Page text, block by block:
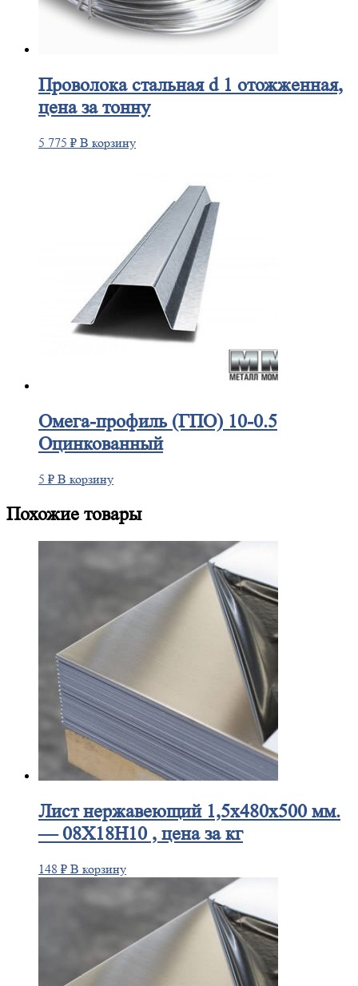
Проволокастальная d 1 отожженная,
цена за тонну
5 775 ₽ В корзину
Омега-профиль(ГПО) 10-0.5
Оцинкованный
5 ₽ В корзину
Похожие товары
Листнержавеющий 1,5x480x500 мм.
— 08Х18Н10 , цена за кг
148 ₽ В корзину